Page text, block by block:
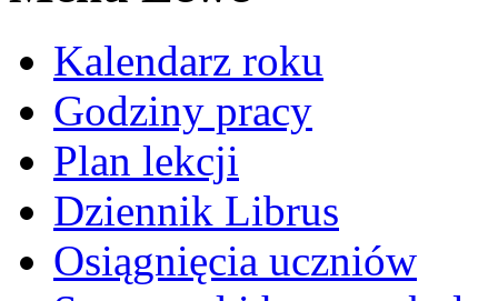
Kalendarz roku
Godziny pracy
Plan lekcji
Dziennik Librus
Osiągnięcia uczniów